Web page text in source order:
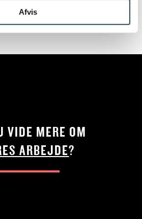
Afvis
på Danmark.
VIDE MERE OM
ARBEJDE?